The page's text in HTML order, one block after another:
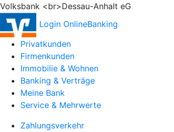
Volksbank <br>Dessau-Anhalt eG
Login OnlineBanking
Privatkunden
Firmenkunden
Immobilie & Wohnen
Banking & Verträge
Meine Bank
Service & Mehrwerte
Zahlungsverkehr